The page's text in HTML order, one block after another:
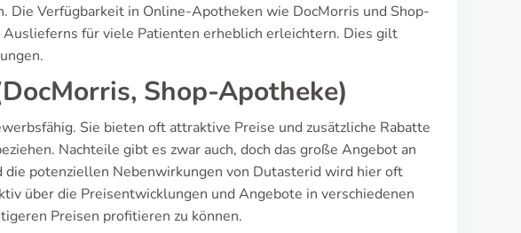
Die Verfügbarkeit in Online-Apotheken wie DocMorris und Shop-
für viele Patienten erheblich erleichtern. Dies gilt
Shop-Apotheke)
Sie bieten oft attraktive Preise und zusätzliche Rabatte
Nachteile gibt es zwar auch, doch das große Angebot an
potenziellen Nebenwirkungen von Dutasterid wird hier oft
über die Preisentwicklungen und Angebote in verschiedenen
Preisen profitieren zu können.